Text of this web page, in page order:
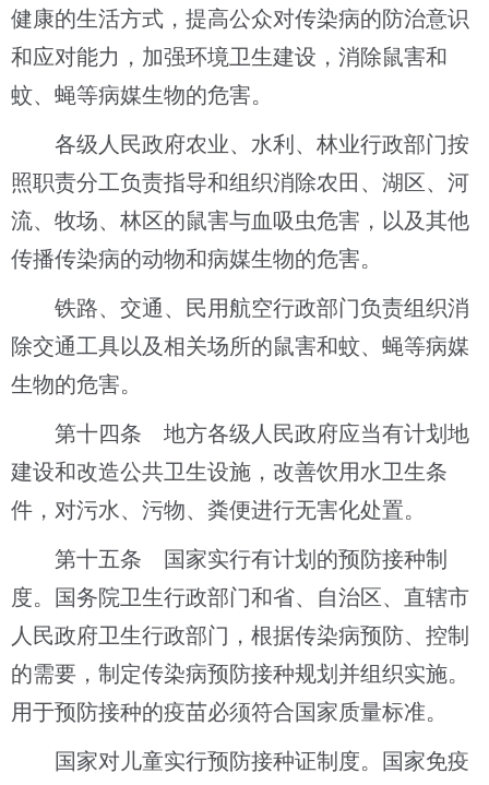
健康的生活方式，提高公众对传染病的防治意识
和应对能力，加强环境卫生建设，消除鼠害和
蚊、蝇等病媒生物的危害。
各级人民政府农业、水利、林业行政部门按
照职责分工负责指导和组织消除农田、湖区、河
流、牧场、林区的鼠害与血吸虫危害，以及其他
传播传染病的动物和病媒生物的危害。
铁路、交通、民用航空行政部门负责组织消
除交通工具以及相关场所的鼠害和蚊、蝇等病媒
生物的危害。
第十四条 地方各级人民政府应当有计划地
建设和改造公共卫生设施，改善饮用水卫生条
件，对污水、污物、粪便进行无害化处置。
第十五条 国家实行有计划的预防接种制
度。国务院卫生行政部门和省、自治区、直辖市
人民政府卫生行政部门，根据传染病预防、控制
的需要，制定传染病预防接种规划并组织实施。
用于预防接种的疫苗必须符合国家质量标准。
国家对儿童实行预防接种证制度。国家免疫